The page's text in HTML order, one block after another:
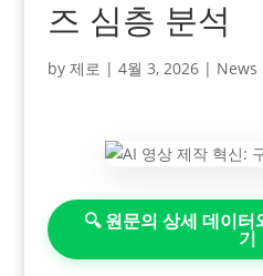
즈 심층 분석
by 제로 | 4월 3, 2026| News
🔍 원문의 상세 데이
기